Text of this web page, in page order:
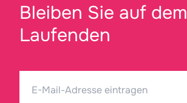
Bleiben Sie auf dem
Laufenden